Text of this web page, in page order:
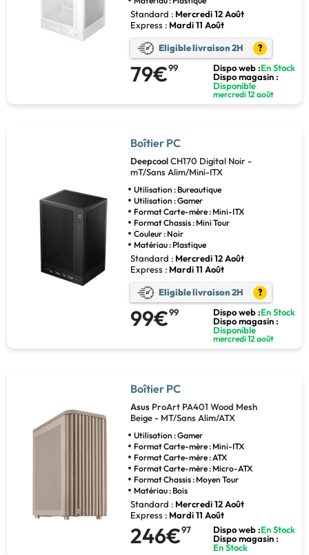
Standard : Mercredi 12 Août
Express : Mardi 11 Août
Eligible livraison 2H ?
79€99 Dispo web :En Stock
Dispo magasin :
Disponible
mercredi 12 août
Boîtier PC
DeepcoolCH170 Digital Noir -
mT/Sans Alim/Mini-ITX
Utilisation : Bureautique
Utilisation : Gamer
Format Carte-mère : Mini-ITX
Format Chassis : Mini Tour
Couleur : Noir
Matériau : Plastique
Standard : Mercredi 12 Août
Express : Mardi 11 Août
Eligible livraison 2H ?
99€99 Dispo web :En Stock
Dispo magasin :
Disponible
mercredi 12 août
Boîtier PC
Asus ProArt PA401 Wood Mesh
Beige - MT/Sans Alim/ATX
Utilisation : Gamer
Format Carte-mère : Mini-ITX
Format Carte-mère : ATX
Format Carte-mère : Micro-ATX
Format Chassis : Moyen Tour
Matériau : Bois
Standard : Mercredi 12 Août
Express : Mardi 11 Août
246€97 Dispo web :En Stock
Dispo magasin :
En Stock